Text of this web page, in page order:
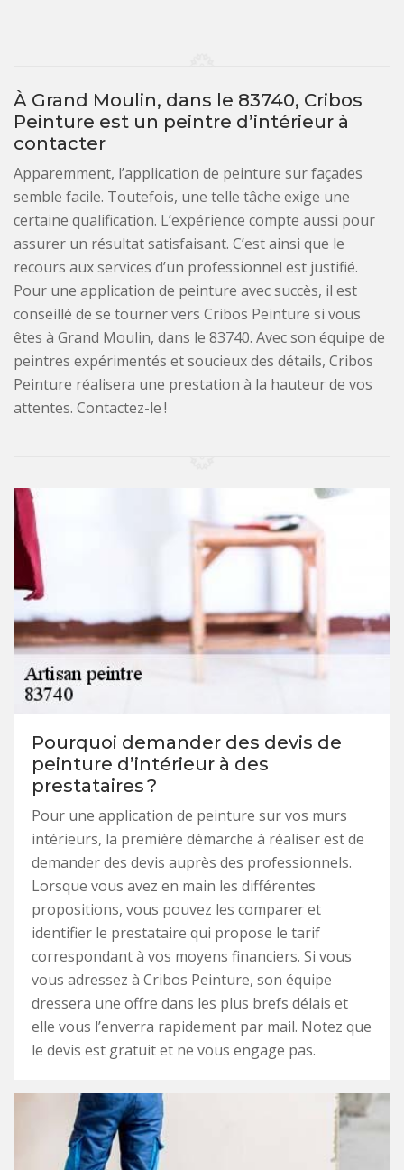
À Grand Moulin, dans le 83740, Cribos
Peinture est un peintre d’intérieur à
contacter
Apparemment, l’application de peinture sur façades
semble facile. Toutefois, une telle tâche exige une
certaine qualification. L’expérience compte aussi pour
assurer un résultat satisfaisant. C’est ainsi que le
recours aux services d’un professionnel est justifié.
Pour une application de peinture avec succès, il est
conseillé de se tourner vers Cribos Peinture si vous
êtes à Grand Moulin, dans le 83740. Avec son équipe de
peintres expérimentés et soucieux des détails, Cribos
Peinture réalisera une prestation à la hauteur de vos
attentes. Contactez-le !
Pourquoi demander des devis de
peinture d’intérieur à des
prestataires ?
Pour une application de peinture sur vos murs
intérieurs, la première démarche à réaliser est de
demander des devis auprès des professionnels.
Lorsque vous avez en main les différentes
propositions, vous pouvez les comparer et
identifier le prestataire qui propose le tarif
correspondant à vos moyens financiers. Si vous
vous adressez à Cribos Peinture, son équipe
dressera une offre dans les plus brefs délais et
elle vous l’enverra rapidement par mail. Notez que
le devis est gratuit et ne vous engage pas.